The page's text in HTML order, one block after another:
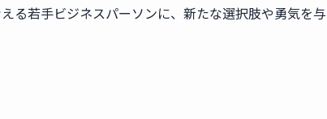
る若手ビジネスパーソンに、新たな選択肢や勇気を与